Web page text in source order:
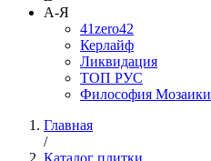
А-Я
41zero42
Керлайф
Ликвидация
ТОП РУС
Философия Мозаики
Главная
/
Каталог плитки